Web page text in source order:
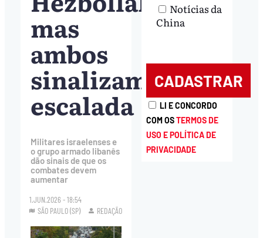
mas
ambos
sinalizam
escalada
Militares israelenses e
o grupo armado libanês
dão sinais de que os
combates devem
aumentar
1.JUN.2026 - 18:54
SÃO PAULO (SP)
REDAÇÃO
Notícias da
China
LI E CONCORDO
COM OSTERMOS DE
USO E POLÍTICA DE
PRIVACIDADE